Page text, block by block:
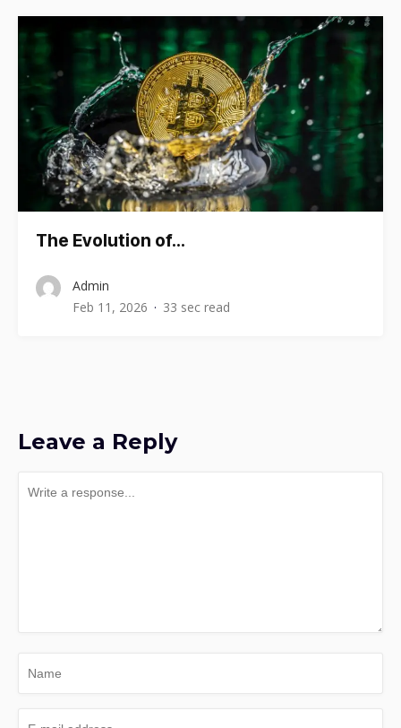
The Evolution of…
Admin
Feb 11, 2026
33 sec read
Leave a Reply